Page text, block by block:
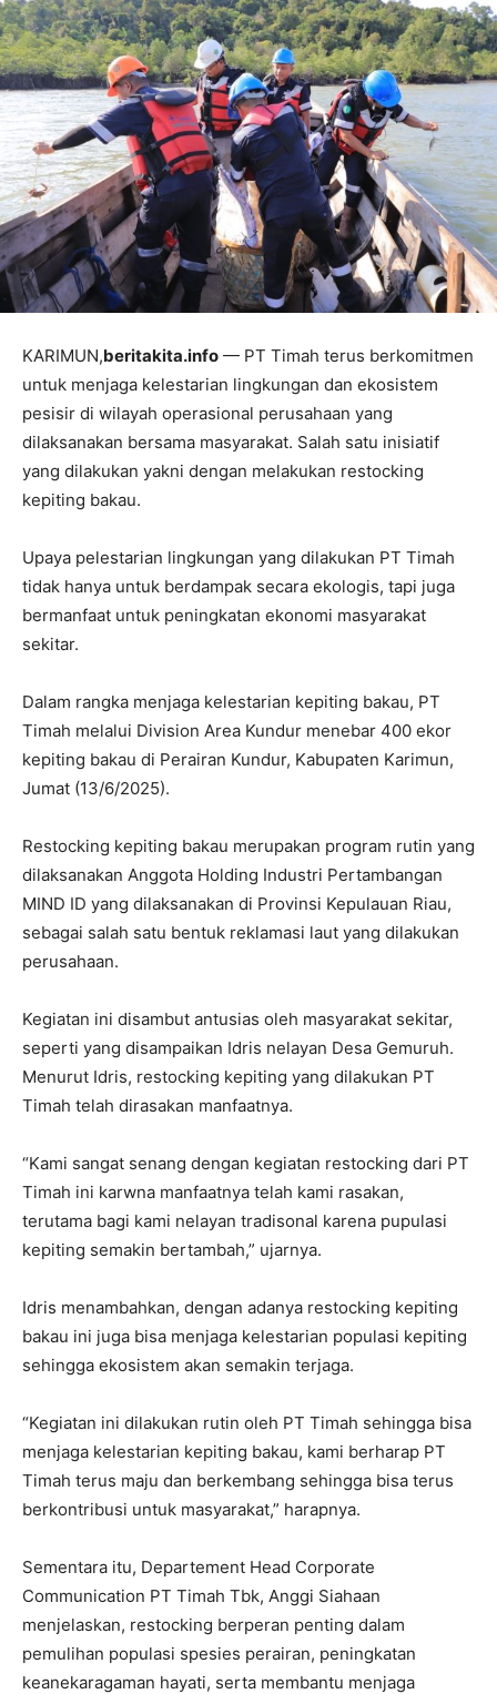
KARIMUN,beritakita.info — PT Timah terus berkomitmen
untuk menjaga kelestarian lingkungan dan ekosistem
pesisir di wilayah operasional perusahaan yang
dilaksanakan bersama masyarakat. Salah satu inisiatif
yang dilakukan yakni dengan melakukan restocking
kepiting bakau.
Upaya pelestarian lingkungan yang dilakukan PT Timah
tidak hanya untuk berdampak secara ekologis, tapi juga
bermanfaat untuk peningkatan ekonomi masyarakat
sekitar.
Dalam rangka menjaga kelestarian kepiting bakau, PT
Timah melalui Division Area Kundur menebar 400 ekor
kepiting bakau di Perairan Kundur, Kabupaten Karimun,
Jumat (13/6/2025).
Restocking kepiting bakau merupakan program rutin yang
dilaksanakan Anggota Holding Industri Pertambangan
MIND ID yang dilaksanakan di Provinsi Kepulauan Riau,
sebagai salah satu bentuk reklamasi laut yang dilakukan
perusahaan.
Kegiatan ini disambut antusias oleh masyarakat sekitar,
seperti yang disampaikan Idris nelayan Desa Gemuruh.
Menurut Idris, restocking kepiting yang dilakukan PT
Timah telah dirasakan manfaatnya.
“Kami sangat senang dengan kegiatan restocking dari PT
Timah ini karwna manfaatnya telah kami rasakan,
terutama bagi kami nelayan tradisonal karena pupulasi
kepiting semakin bertambah,” ujarnya.
Idris menambahkan, dengan adanya restocking kepiting
bakau ini juga bisa menjaga kelestarian populasi kepiting
sehingga ekosistem akan semakin terjaga.
“Kegiatan ini dilakukan rutin oleh PT Timah sehingga bisa
menjaga kelestarian kepiting bakau, kami berharap PT
Timah terus maju dan berkembang sehingga bisa terus
berkontribusi untuk masyarakat,” harapnya.
Sementara itu, Departement Head Corporate
Communication PT Timah Tbk, Anggi Siahaan
menjelaskan, restocking berperan penting dalam
pemulihan populasi spesies perairan, peningkatan
keanekaragaman hayati, serta membantu menjaga